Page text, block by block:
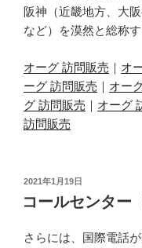
阪神（近畿地方、大
など）を漠然と総称
オーグ 訪問販売 ｜ オ
ーグ 訪問販売 ｜ オー
グ 訪問販売 ｜ オーグ
訪問販売
投
稿
日:
2021年1月19日
コールセンター
さらには、国際電話